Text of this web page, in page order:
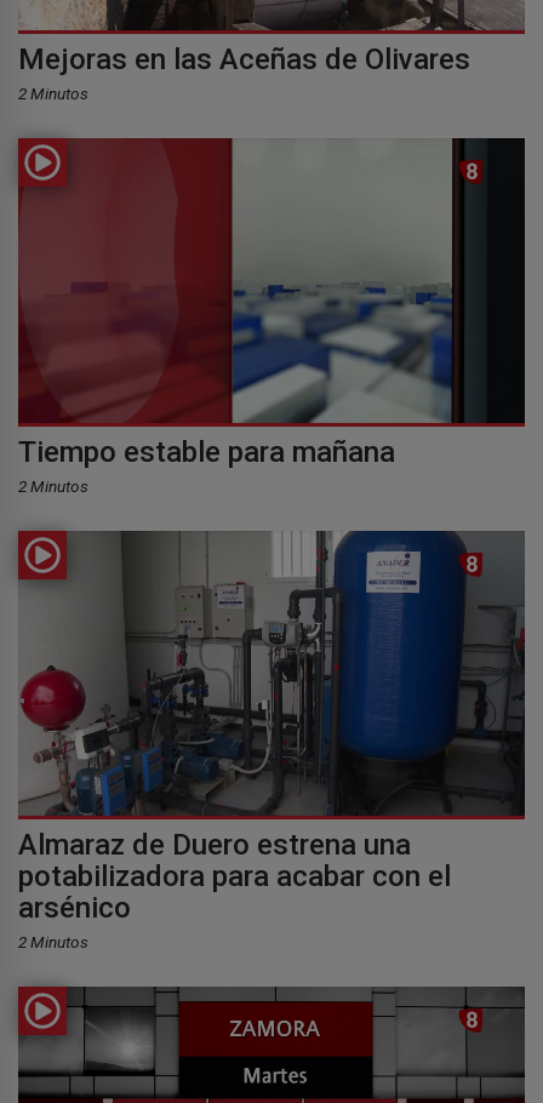
Mejoras en las Aceñas de Olivares
2 Minutos
Tiempo estable para mañana
2 Minutos
Almaraz de Duero estrena una
potabilizadora para acabar con el
arsénico
2 Minutos